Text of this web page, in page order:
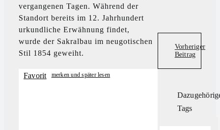
vergangenen Tagen. Während der
Standort bereits im 12. Jahrhundert
urkundliche Erwähnung findet,
wurde der Sakralbau im neugotischen
Stil 1854 geweiht.
Vorheriger
Beitrag
Favorit
Tags